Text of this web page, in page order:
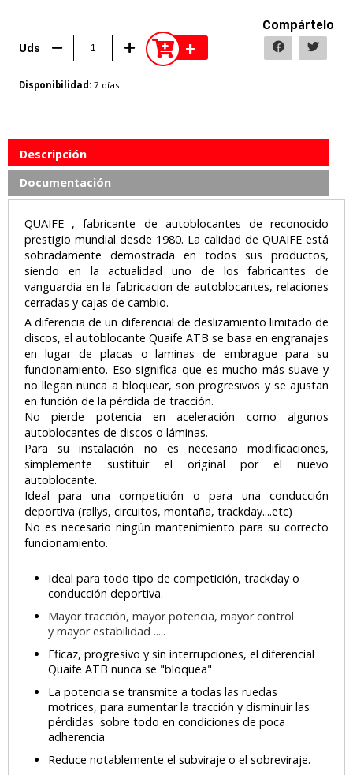
Uds +
Compártelo
Disponibilidad: 7 días
Descripción
Documentación
QUAIFE , fabricante de autoblocantes de reconocido
prestigio mundial desde 1980. La calidad de QUAIFE está
sobradamente demostrada en todos sus productos,
siendo en la actualidad uno de los fabricantes de
vanguardia en la fabricacion de autoblocantes, relaciones
cerradas y cajas de cambio.
A diferencia de un diferencial de deslizamiento limitado de
discos, el autoblocante Quaife ATB se basa en engranajes
en lugar de placas o laminas de embrague para su
funcionamiento. Eso significa que es mucho más suave y
no llegan nunca a bloquear, son progresivos y se ajustan
en función de la pérdida de tracción.
No pierde potencia en aceleración como algunos
autoblocantes de discos o láminas.
Para su instalación no es necesario modificaciones,
simplemente sustituir el original por el nuevo
autoblocante.
Ideal para una competición o para una conducción
deportiva (rallys, circuitos, montaña, trackday....etc)
No es necesario ningún mantenimiento para su correcto
funcionamiento.
Ideal para todo tipo de competición, trackday o
conducción deportiva.
Mayor tracción, mayor potencia, mayor control
y mayor estabilidad .....
Eficaz, progresivo y sin interrupciones, el diferencial
Quaife ATB nunca se "bloquea"
La potencia se transmite a todas las ruedas
motrices, para aumentar la tracción y disminuir las
pérdidas sobre todo en condiciones de poca
adherencia.
Reduce notablemente el subviraje o el sobreviraje.